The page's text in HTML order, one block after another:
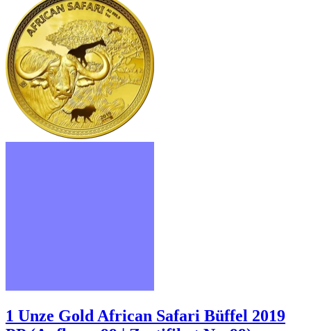
1 Unze Gold African Safari Büffel 2019